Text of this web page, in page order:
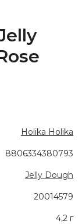
Holika Holika
8806334380793
Jelly Dough
20014579
4,2 г